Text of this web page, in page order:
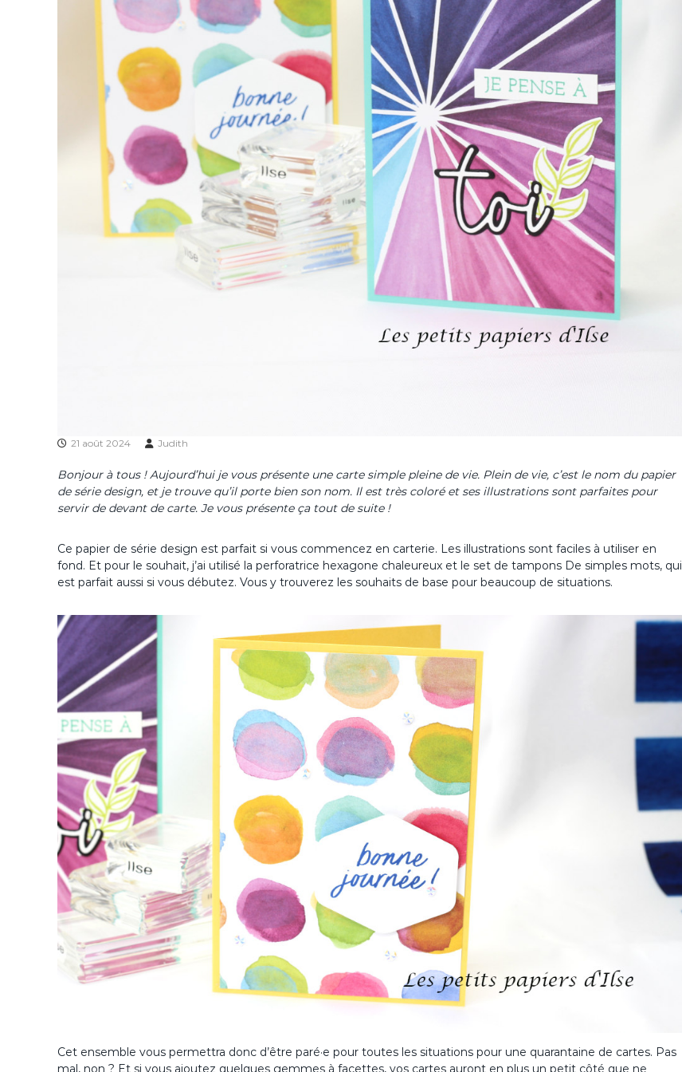
21 août 2024 Judith
Bonjour à tous ! Aujourd’hui je vous présente une carte simple pleine de vie. Plein de vie, c’est le nom du papier
de série design, et je trouve qu’il porte bien son nom. Il est très coloré et ses illustrations sont parfaites pour
servir de devant de carte. Je vous présente ça tout de suite !
Ce papier de série design est parfait si vous commencez en carterie. Les illustrations sont faciles à utiliser en
fond. Et pour le souhait, j’ai utilisé la perforatrice hexagone chaleureux et le set de tampons De simples mots, qui
est parfait aussi si vous débutez. Vous y trouverez les souhaits de base pour beaucoup de situations.
Cet ensemble vous permettra donc d’être paré·e pour toutes les situations pour une quarantaine de cartes. Pas
mal, non ? Et si vous ajoutez quelques gemmes à facettes, vos cartes auront en plus un petit côté que ne